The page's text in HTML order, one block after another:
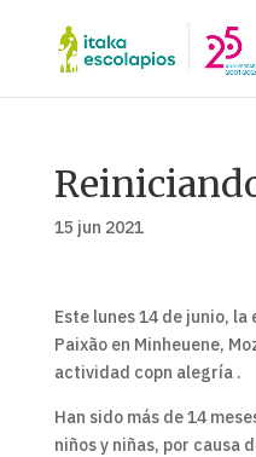
15 jun 2021
Este lunes 14 de junio,
Paixão en Minheuene,
actividad copn alegría .
Han sido más de 14
niños y niñas, por causa